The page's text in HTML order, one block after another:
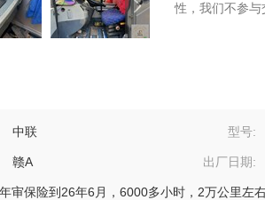
性，我们不参与
中联 型号:
赣A 出厂日期:
审保险到26年6月，6000多小时，2万公里左